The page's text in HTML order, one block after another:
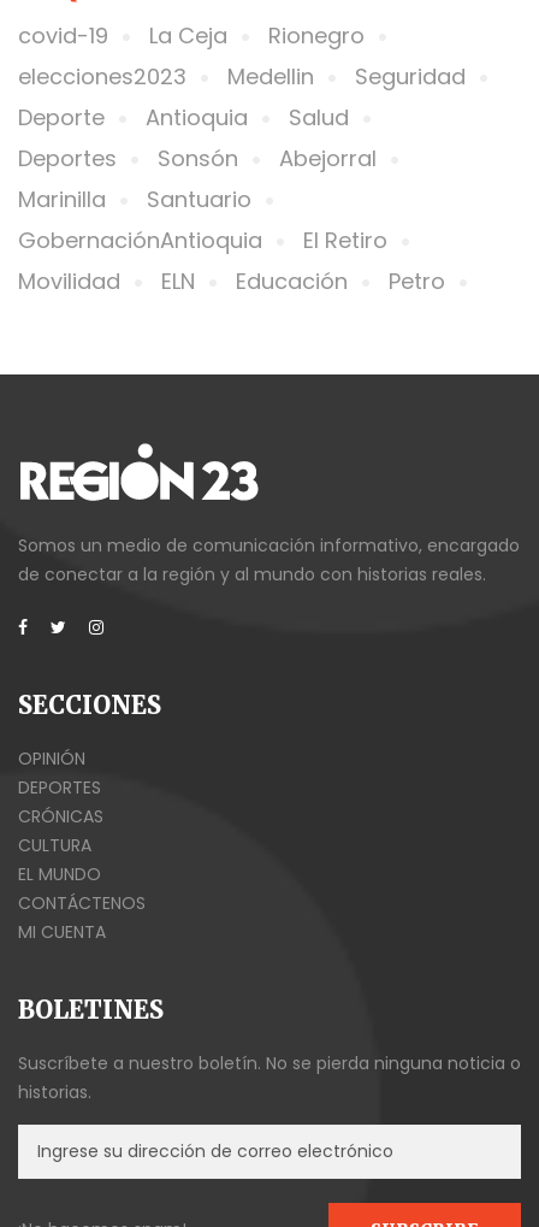
covid-19 La Ceja
Rionegro
elecciones2023
Medellin
Seguridad
Deporte
Antioquia
Salud
Deportes
Sonsón
Abejorral
Marinilla
Santuario
GobernaciónAntioquia
El Retiro
Movilidad
ELN Educación Petro
Somos un medio de comunicación informativo, encargado
de conectar a la región y al mundo con historias reales.
SECCIONES
OPINIÓN
DEPORTES
CRÓNICAS
CULTURA
EL MUNDO
CONTÁCTENOS
MI CUENTA
BOLETINES
Suscríbete a nuestro boletín. No se pierda ninguna noticia o
historias.